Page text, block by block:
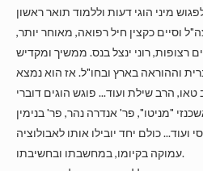
מיני הוגי דעות וללמוד תואר ראשון
וסיים כקצין חיל רפואה, מאוחר יותר,
יתקוף אותו 3 פעמים רצופות, רוני ינצל בנס. ממשיך ומקדיש
וההוראה בארץ ובחו"ל. אז הוא נמצא
הרב שילת ועוד... פוגש הוגים דוברי
"מניטו", פר' אנדרה נהר, פר' בנימין
ועוד... כולם יחד יובילו אותו לאבולוציה
עמוקה בקיומו, במחשבתו ובחשיבתו.